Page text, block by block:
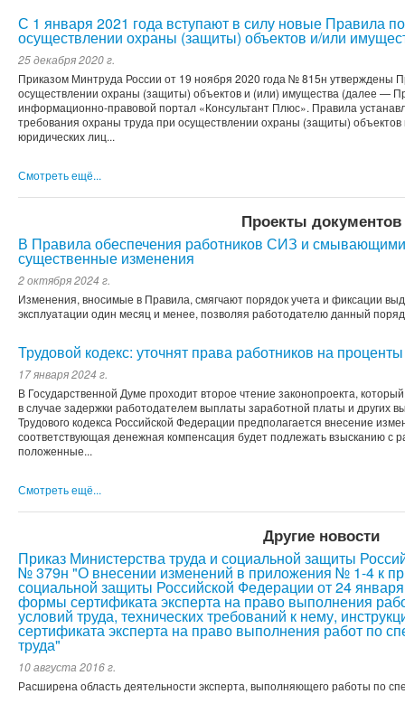
С 1 января 2021 года вступают в силу новые Правила
осуществлении охраны (защиты) объектов и/или
25 декабря 2020 г.
Приказом Минтруда России от 19 ноября 2020 года № 815н утверждены
осуществлении охраны (защиты) объектов и (или) имущества (далее —
информационно-правовой портал «Консультант Плюс». Правила
требования охраны труда при осуществлении охраны (защиты)
юридических лиц...
Смотреть ещё...
Проекты документов
В Правила обеспечения работников СИЗ и
существенные изменения
2 октября 2024 г.
Изменения, вносимые в Правила, смягчают порядок учета и фиксации
эксплуатации один месяц и менее, позволяя работодателю данный
Трудовой кодекс: уточнят права работников на
17 января 2024 г.
В Государственной Думе проходит второе чтение законопроекта,
в случае задержки работодателем выплаты заработной платы и других
Трудового кодекса Российской Федерации предполагается внесение
соответствующая денежная компенсация будет подлежать взысканию с
положенные...
Смотреть ещё...
Другие новости
Приказ Министерства труда и социальной защиты
№ 379н "О внесении изменений в приложения № 1-4 к
социальной защиты Российской Федерации от 24
формы сертификата эксперта на право выполнения
условий труда, технических требований к нему,
сертификата эксперта на право выполнения работ по
труда"
10 августа 2016 г.
Расширена область деятельности эксперта, выполняющего работы по